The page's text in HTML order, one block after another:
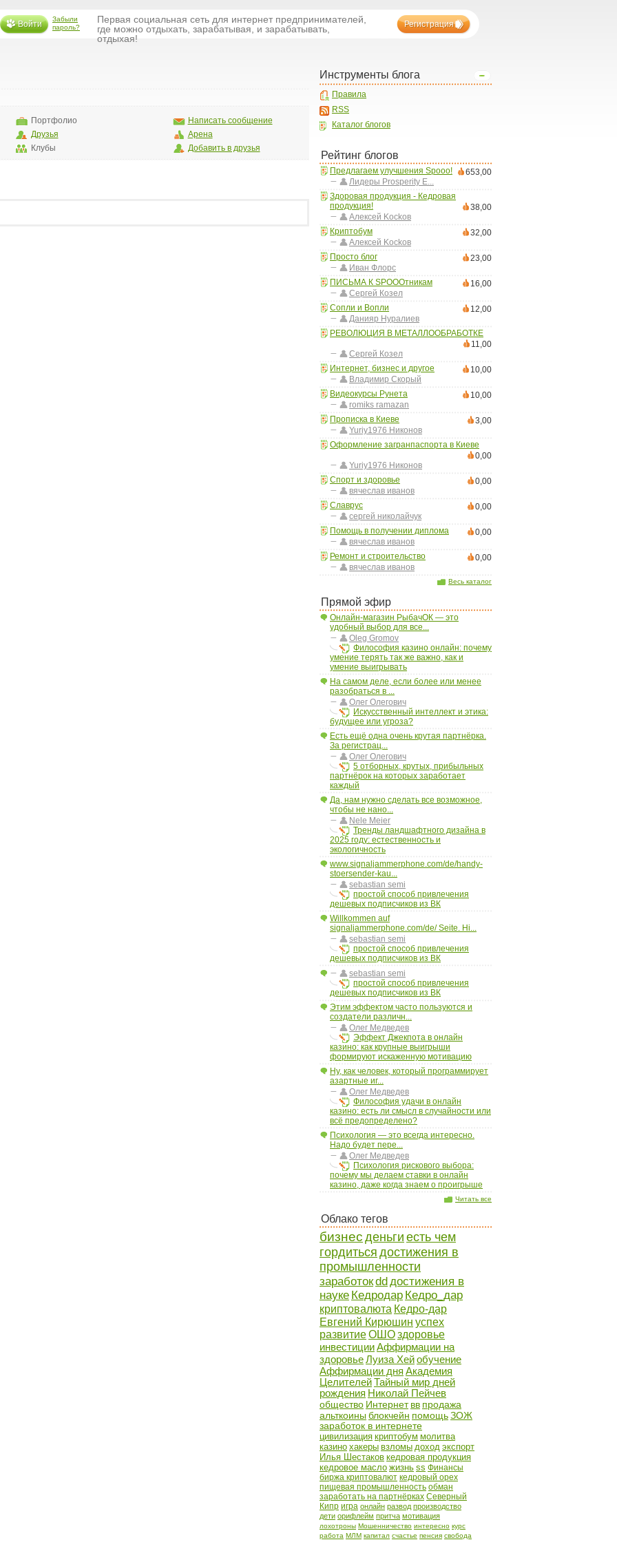
Войти
Забыли
пароль?
Первая социальная сеть для интернет предпринимателей,
где можно отдыхать, зарабатывая, и зарабатывать,
отдыхая!
Регистрация
Инструменты блога
Правила
RSS
Каталог блогов
Рейтинг блогов
Предлагаем улучшения Spooo!
653,00
Лидеры Prosperity E...
Здоровая продукция - Кедровая
продукция!
38,00
Aлексей Kockoв
Криптобум
32,00
Aлексей Kockoв
Просто блог
23,00
Иван Флорс
ПИСЬМА К SPOOOтникам
16,00
Сергей Козел
Сопли и Вопли
12,00
Данияр Нуралиев
РЕВОЛЮЦИЯ В МЕТАЛЛООБРАБОТКЕ
11,00
Сергей Козел
Интернет, бизнес и другое
10,00
Владимир Скорый
Видеокурсы Рунета
10,00
romiks ramazan
Прописка в Киеве
3,00
Yuriy1976 Никонов
Оформление загранпаспорта в Киеве
0,00
Yuriy1976 Никонов
Спорт и здоровье
0,00
вячеслав иванов
Славрус
0,00
сергей николайчук
Помощь в получении диплома
0,00
вячеслав иванов
Ремонт и строительство
0,00
вячеслав иванов
Весь каталог
Прямой эфир
Онлайн-магазин РыбачОК — это
удобный выбор для все...
Oleg Gromov
Философия казино онлайн: почему
умение терять так же важно, как и
умение выигрывать
На самом деле, если более или менее
разобраться в ...
Олег Олегович
Искусственный интеллект и этика:
будущее или угроза?
Есть ещё одна очень крутая партнёрка.
За регистрац...
Олег Олегович
5 отборных, крутых, прибыльных
партнёрок на которых заработает
каждый
Да, нам нужно сделать все возможное,
чтобы не нано...
Nele Meier
Тренды ландшафтного дизайна в
2025 году: естественность и
экологичность
www.signaljammerphone.com/de/handy-
stoersender-kau...
sebastian semi
простой способ привлечения
дешевых подписчиков из ВК
Willkommen auf
signaljammerphone.com/de/ Seite. Hi...
sebastian semi
простой способ привлечения
дешевых подписчиков из ВК
sebastian semi
простой способ привлечения
дешевых подписчиков из ВК
Этим эффектом часто пользуются и
создатели различн...
Олег Медведев
Эффект Джекпота в онлайн
казино: как крупные выигрыши
формируют искаженную мотивацию
Ну, как человек, который программирует
азартные иг...
Олег Медведев
Философия удачи в онлайн
казино: есть ли смысл в случайности или
всё предопределено?
Психология — это всегда интересно.
Надо будет пере...
Олег Медведев
Психология рискового выбора:
почему мы делаем ставки в онлайн
казино, даже когда знаем о проигрыше
Читать все
Облако тегов
бизнесденьгиесть чем
гордиться достижения в
промышленности
заработокdd достижения в
науке Кедродар Кедро_дар
криптовалюта Кедро-дар
Евгений Кирюшин успех
развитиеОШОздоровье
инвестицииАффирмации на
здоровьеЛуиза Хейобучение
Аффирмации дня Академия
ЦелителейТайный мир дней
рождения Николай Пейчев
общество Интернет вв продажа
альткоины блокчейн помощь ЗОЖ
заработок в интернете
цивилизация криптобум молитва
казино хакеры взломы доход экспорт
Илья Шестаков кедровая продукция
кедровое масло жизнь ss Финансы
биржа криптовалют кедровый орех
пищевая промышленность обман
заработать на партнёрках Северный
Кипр игра онлайн развод производство
дети орифлейм притча мотивация
лохотроны Мошенничество интересно курс
работа МЛМ капитал счастье пенсия свобода
Портфолио
Друзья
Клубы
Написать сообщение
Арена
Добавить в друзья